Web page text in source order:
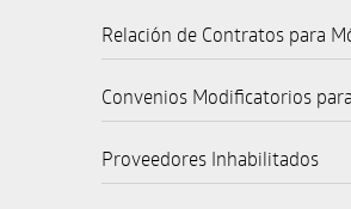
Relación de Contratos para
Convenios Modificatorios
Proveedores Inhabilitados